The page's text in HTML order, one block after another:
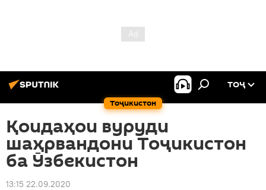
Тоҷикистон
ТОҶ
Қоидаҳои вуруди
шаҳрвандони Тоҷикистон
ба Ӯзбекистон
13:15 22.09.2020